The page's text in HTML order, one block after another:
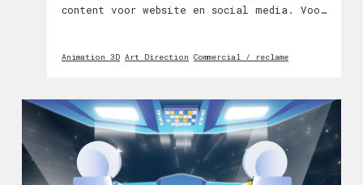
content voor website en social media. Voor
Animation 3D Art Direction Commercial / reclame